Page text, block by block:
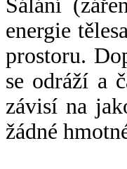
Sálání
energie
prostoru.
se odráží a
závisí na
žádné